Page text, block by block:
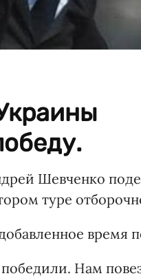
Шевченко
туре
время
Нам